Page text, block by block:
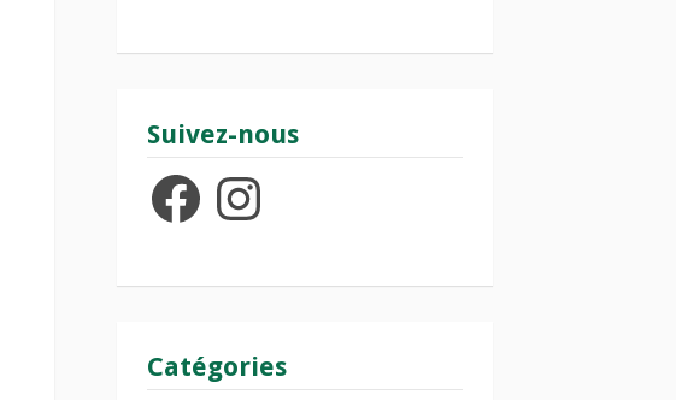
Suivez-nous
FacebookInstagram
Catégories